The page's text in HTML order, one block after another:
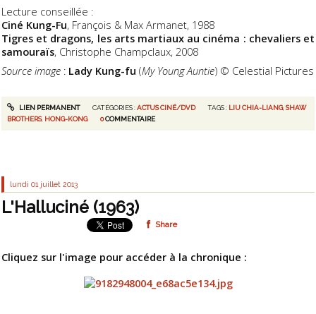
Lecture conseillée :
Ciné Kung-Fu, François & Max Armanet, 1988
Tigres et dragons, les arts martiaux au cinéma : chevaliers et
samouraïs, Christophe Champclaux, 2008
Source image : Lady Kung-fu (My Young Auntie) © Celestial Pictures
LIEN PERMANENT CATÉGORIES :ACTUS CINÉ/DVD TAGS : LIU CHIA-LIANG,SHAW
BROTHERS, HONG-KONG 0COMMENTAIRE
lundi 01 juillet 2013
L'Halluciné (1963)
Share
Cliquez sur l'image pour accéder à la chronique :